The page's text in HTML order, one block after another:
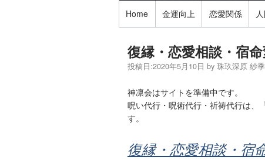
Home 金運向上 恋愛関係
復縁・恋愛相談・宿命
投稿日:2020年5月10日 by 珠玖深原 紗季
神凛会はサイトを準備中です。
呪い代行・呪術代行・祈祷代行は、
す。
復縁・恋愛相談・宿